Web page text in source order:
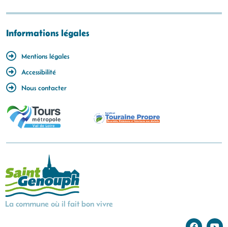
Informations légales
Mentions légales
Accessibilité
Nous contacter
La commune où il fait bon vivre